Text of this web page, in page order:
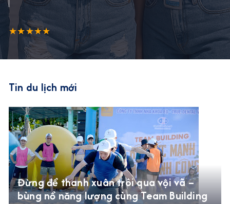
★★★★★
Tin du lịch mới
Đừng để thanh xuân trôi qua vội vã –
bùng nổ năng lượng cùng Team Building